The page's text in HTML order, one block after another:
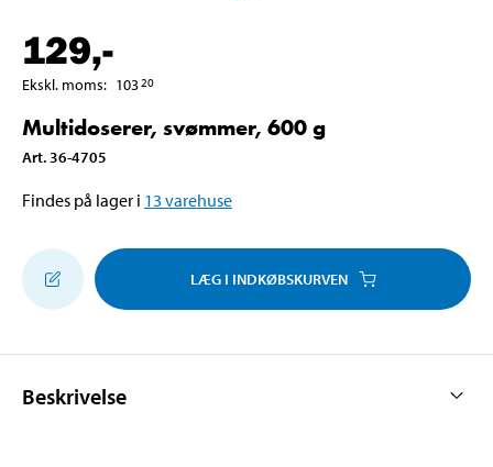
129,-
Ekskl. moms: 10320
Multidoserer, svømmer, 600 g
Art. 36-4705
Findes på lager i 13 varehuse
LÆG I INDKØBSKURVEN
Beskrivelse